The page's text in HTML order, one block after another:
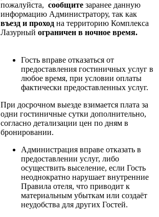
пожалуйста, сообщите заранее данную
информацию Администратору, так как
въезд и проход на территорию Комплекса
Лазурный ограничен в ночное время.
Гость вправе отказаться от
предоставления гостиничных услуг в
любое время, при условии оплаты
фактически предоставленных услуг.
При досрочном выезде взимается плата за
одни гостиничные сутки дополнительно,
согласно детализации цен по дням в
бронировании.
Администрация вправе отказать в
предоставлении услуг, либо
осуществить выселение, если Гость
неоднократно нарушает внутренние
Правила отеля, что приводит к
материальным убыткам или создаёт
неудобства для других Гостей.